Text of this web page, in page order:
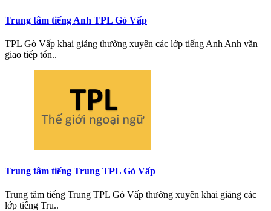
Trung tâm tiếng Anh TPL Gò Vấp
TPL Gò Vấp khai giảng thường xuyên các lớp tiếng Anh Anh văn
giao tiếp tổn..
Trung tâm tiếng Trung TPL Gò Vấp
Trung tâm tiếng Trung TPL Gò Vấp thường xuyên khai giảng các
lớp tiếng Tru..